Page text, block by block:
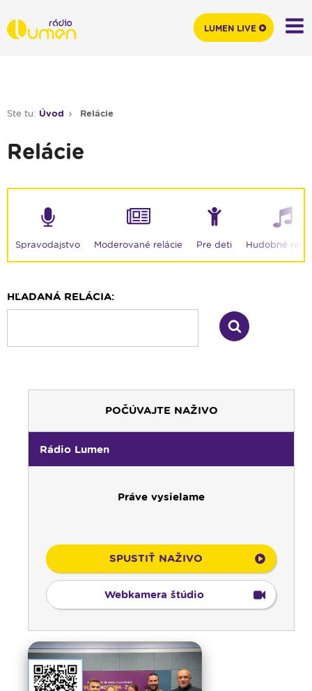
Ste tu: Úvod Relácie
Relácie
Spravodajstvo Moderované relácie Pre deti Hudobné
HĽADANÁ RELÁCIA:
POČÚVAJTE NAŽIVO
Rádio Lumen
Práve vysielame
SPUSTIŤ NAŽIVO
Webkamera štúdio
LUMEN LIVE